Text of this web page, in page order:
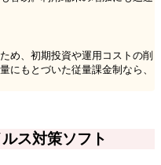
め、初期投資や運用コストの削
にもとづいた従量課金制なら、
ス対策ソフト